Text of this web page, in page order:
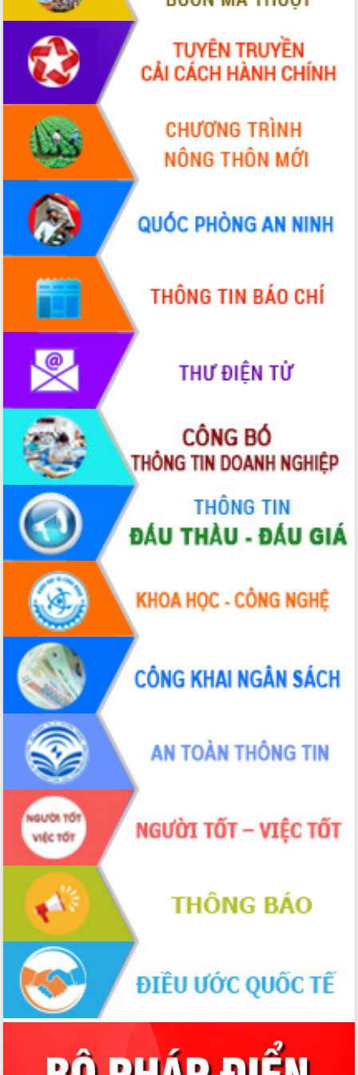
trong Khu kinh tế Nam Phú Yên
Hòn Yến phát triển du lịch gắn với bảo
tồn biển
Lấy ý kiến điều chỉnh Quy hoạch tỉnh
Đắk Lắk thời kỳ 2021-2030, tầm nhìn
đến năm 2050
Phát động chiến dịch 30 ngày đêm
giải phóng mặt bằng Tuyến đường bộ
ven biển
Đắk Lắk nỗ lực thúc đẩy tăng trưởng
kinh tế từ 10% trở lên trong Quý
II/2026
Đắk Lắk ký kết thỏa thuận hợp tác về
chuyển đổi số giai đoạn 2026 – 2030
với Tập đoàn Bưu chính Viễn thông
Việt Nam
Thứ trưởng Bộ Y tế làm việc với tỉnh
Đắk Lắk về phát triển nhân lực y tế
cho trạm y tế cấp xã
Du lịch Đắk Lắk nâng tầm trải nghiệm
du khách thông qua Hệ thống cơ sở dữ
liệu và Bản đồ số
Tập huấn ứng dụng trí tuệ nhân tạo (AI)
trong thương mại điện tử năm 2026
Đoàn đại biểu Quốc hội tỉnh Đắk Lắk
trao đổi thông tin trước Kỳ họp thứ
nhất, Quốc hội khóa XVI
Quyết liệt cải cách hành chính, khơi
thông nguồn lực phát triển
Nâng cao hiệu lực, hiệu quả HĐND
tỉnh thông qua hiện đại hóa hành chính
Xã Ea Phê gắn cải cách hành chính với
chuyển đổi số
Phó Chủ tịch Thường trực UBND tỉnh
Hồ Thị Nguyên Thảo làm việc tại Trung
tâm Phục vụ hành chính công xã Ea
Xây dựng nền hành chính số đồng
hành cùng nông dân dân, doanh nghiệp
Giai đoạn 2026-2030, Đắk Lắk phấn
đấu có 77% xã đạt chuẩn nông thôn
mới
Chuyển đổi số 'mở đường' cho nông
nghiệp Đắk Lắk tăng trưởng bứt phá
Triển khai đồng bộ đo đạc, lập hồ sơ
địa chính, hoàn thiện cơ sở dữ liệu đất
đai
Ứng dụng sinh trắc học - Bước tiến
trong hành trình chuyển đổi số tại Đắk
Đắk Lắk nâng cao hiệu quả công tác
Đảng từ Sổ tay đảng viên điện tử
Đắk Lắk đẩy mạnh nuôi biển công
nghệ, hướng tới phát triển thủy sản
bền vững
Tập huấn nâng cao năng lực triển khai
chuyển đổi số cho cán bộ, công chức
cấp xã
Đắk Lắk phát động hưởng ứng Ngày
Quyền của người tiêu dùng Việt Nam